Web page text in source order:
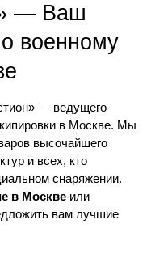
— Ваш
военному
— ведущего
в Москве. Мы
высочайшего
и всех, кто
снаряжении.
в Москве или
вам лучшие